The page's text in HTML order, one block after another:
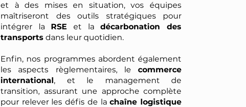
et à des mises en situation, vos équipes
maîtriseront des outils stratégiques pour
intégrer la RSE et ladécarbonation des
transports dans leur quotidien.
Enfin, nos programmes abordent également
les aspects règlementaires, le commerce
international, et le management de
transition, assurant une approche complète
pour relever les défis de lachaîne logistique